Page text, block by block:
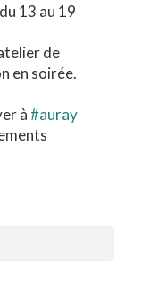
13 au 19
de
en soirée.
à#auray